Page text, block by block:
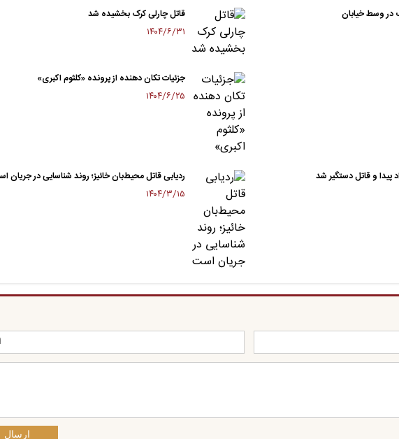
در وسط خیابان قاتل چارلی کرک بخشیده شد
۱۴۰۴/۶/۳۱
جزئیات تکان دهنده از پرونده «کلثوم اکبری»
۱۴۰۴/۶/۲۵
پیدا و قاتل دستگیر شد ردیابی قاتل محیط‌بان خائیز؛ روند شناسایی در جریان
۱۴۰۴/۳/۱۵
ارسال